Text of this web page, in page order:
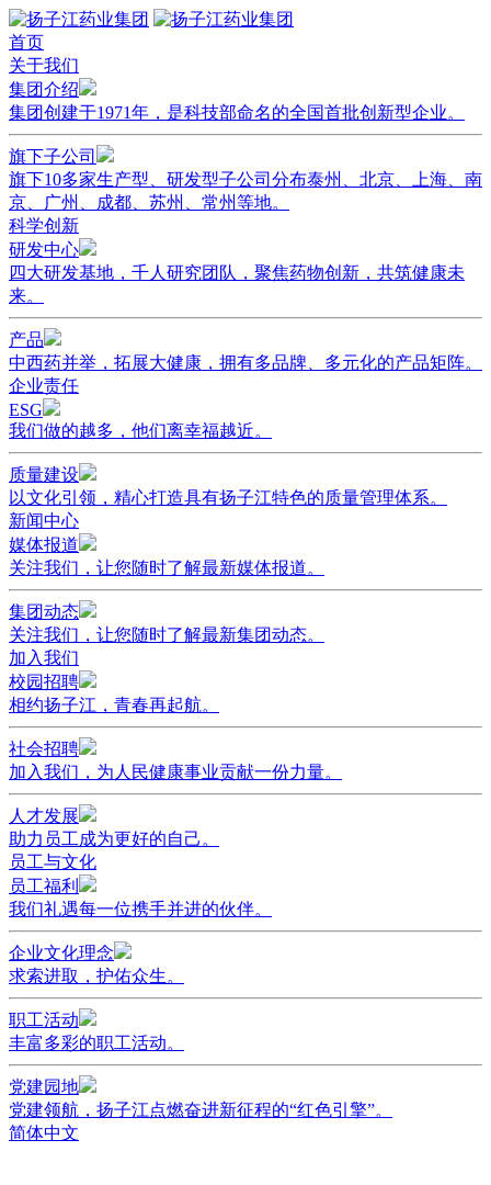
首页
关于我们
集团介绍
集团创建于1971年，是科技部命名的全国首批创新型企业。
旗下子公司
旗下10多家生产型、研发型子公司分布泰州、北京、上海、南
京、广州、成都、苏州、常州等地。
科学创新
研发中心
四大研发基地，千人研究团队，聚焦药物创新，共筑健康未
来。
产品
中西药并举，拓展大健康，拥有多品牌、多元化的产品矩阵。
企业责任
ESG
我们做的越多，他们离幸福越近。
质量建设
以文化引领，精心打造具有扬子江特色的质量管理体系。
新闻中心
媒体报道
关注我们，让您随时了解最新媒体报道。
集团动态
关注我们，让您随时了解最新集团动态。
加入我们
校园招聘
相约扬子江，青春再起航。
社会招聘
加入我们，为人民健康事业贡献一份力量。
人才发展
助力员工成为更好的自己。
员工与文化
员工福利
我们礼遇每一位携手并进的伙伴。
企业文化理念
求索进取，护佑众生。
职工活动
丰富多彩的职工活动。
党建园地
党建领航，扬子江点燃奋进新征程的“红色引擎”。
简体中文